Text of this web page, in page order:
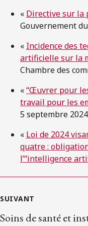
« Directive sur la
Gouvernement
« Incidence des
artificielle sur la
Chambre des
«“Œuvrer pour
travail pour les
5 septembre 2024
« Loi de 2024
quatre :
l’“intelligence
SUIVANT
Soins de santé et